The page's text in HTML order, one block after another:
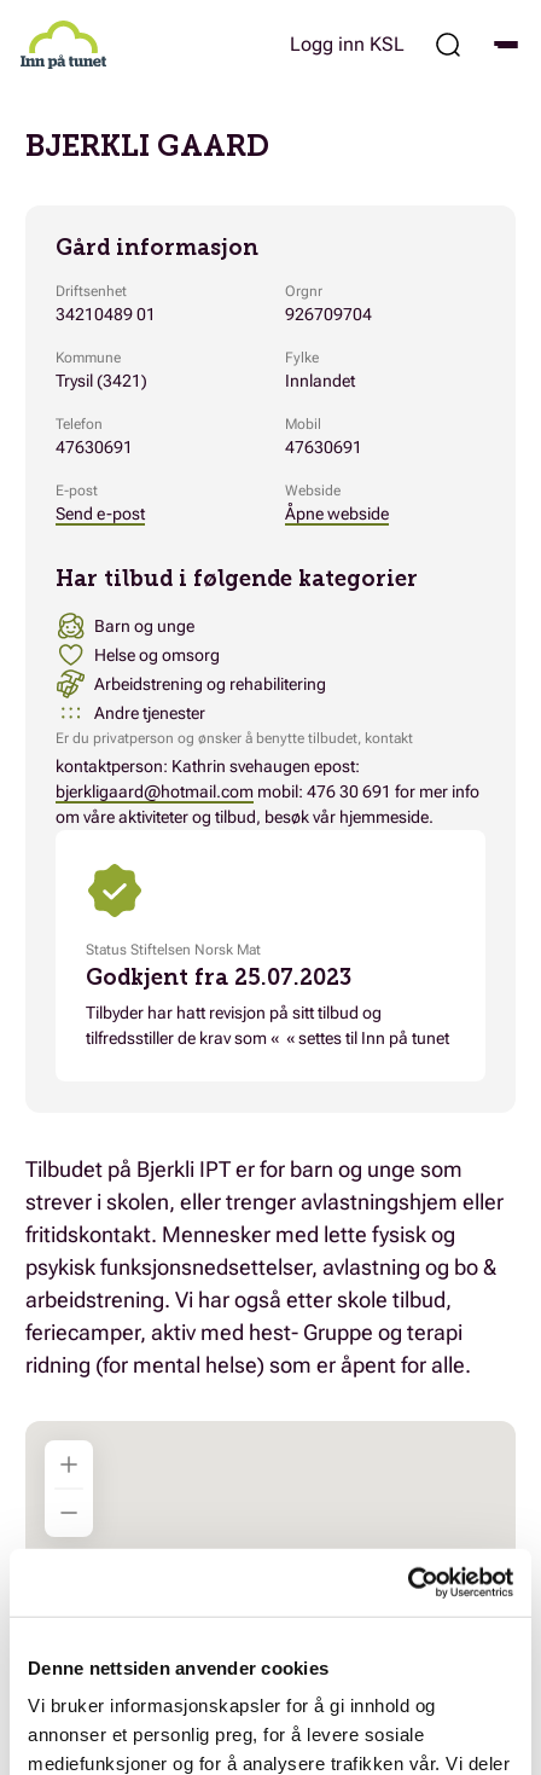
Denne nettsiden anvender cookies
Vi bruker informasjonskapsler for å gi innhold og
annonser et personlig preg, for å levere sosiale
mediefunksjoner og for å analysere trafikken vår. Vi deler
hovedinnhold
Logg inn KSL
BJERKLI GAARD
Gård informasjon
Driftsenhet
34210489 01
Orgnr
926709704
Kommune
Trysil (3421)
Fylke
Innlandet
Telefon
47630691
Mobil
47630691
E-post
Send e-post
Webside
Åpne webside
Har tilbud i følgende kategorier
Barn og unge
Helse og omsorg
Arbeidstrening og rehabilitering
Andre tjenester
Er du privatperson og ønsker å benytte tilbudet, kontakt
kontaktperson: Kathrin svehaugen epost:
bjerkligaard@hotmail.com mobil: 476 30 691 for mer info
om våre aktiviteter og tilbud, besøk vår hjemmeside.
Status Stiftelsen Norsk Mat
Godkjent fra 25.07.2023
Tilbyder har hatt revisjon på sitt tilbud og
tilfredsstiller de krav som « « settes til Inn på tunet
Tilbudet på Bjerkli IPT er for barn og unge som
strever i skolen, eller trenger avlastningshjem eller
fritidskontakt. Mennesker med lette fysisk og
psykisk funksjonsnedsettelser, avlastning og bo &
arbeidstrening. Vi har også etter skole tilbud,
feriecamper, aktiv med hest- Gruppe og terapi
ridning (for mental helse) som er åpent for alle.